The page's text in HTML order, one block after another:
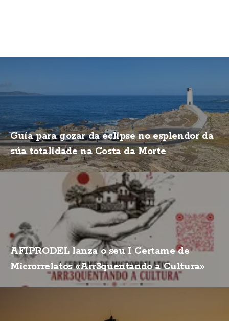
Guía para gozar da eclipse no esplendor da
súa totalidade na Costa da Morte
AFIPRODEL lanza o seu I Certame de
Microrrelatos «Arr3quentando a Cultura»